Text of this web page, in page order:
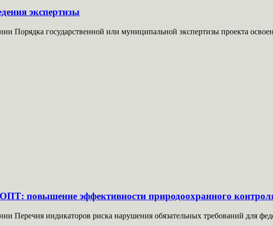
экспертизы
Порядка государственной или муниципальной экспертизы проекта
повышение эффективности природоохранного
Перечня индикаторов риска нарушения обязательных требований для